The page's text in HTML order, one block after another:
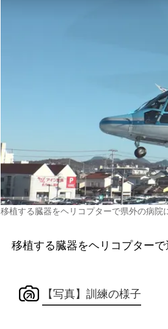
移植する臓器をヘリコプターで県外の病
移植する臓器をヘリコプターで
【写真】訓練の様子